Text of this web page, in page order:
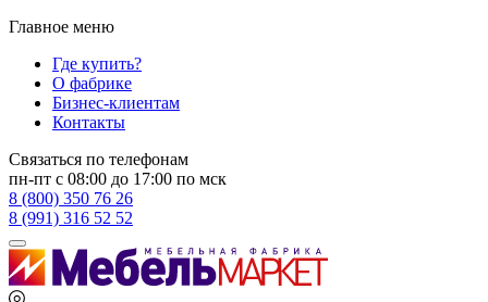
Главное меню
Где купить?
О фабрике
Бизнес-клиентам
Контакты
Связаться по телефонам
пн-пт с 08:00 до 17:00 по мск
8 (800) 350 76 26
8 (991) 316 52 52